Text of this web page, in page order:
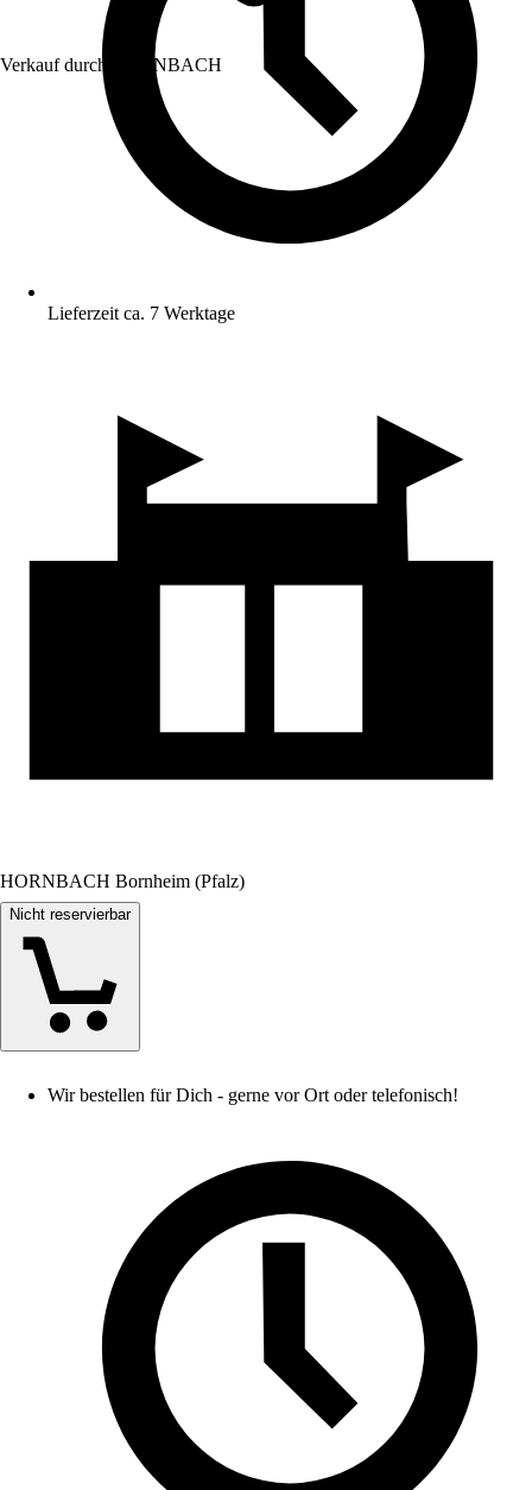
Verkauf durch: HORNBACH
Lieferzeit ca. 7 Werktage
HORNBACH Bornheim (Pfalz)
Nicht reservierbar
Wir bestellen für Dich - gerne vor Ort oder telefonisch!